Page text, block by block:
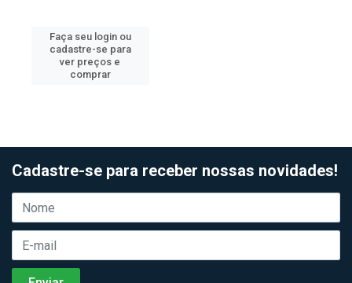
Faça seu login ou
cadastre-se para
ver preços e
comprar
Cadastre-se para receber nossas novidades!